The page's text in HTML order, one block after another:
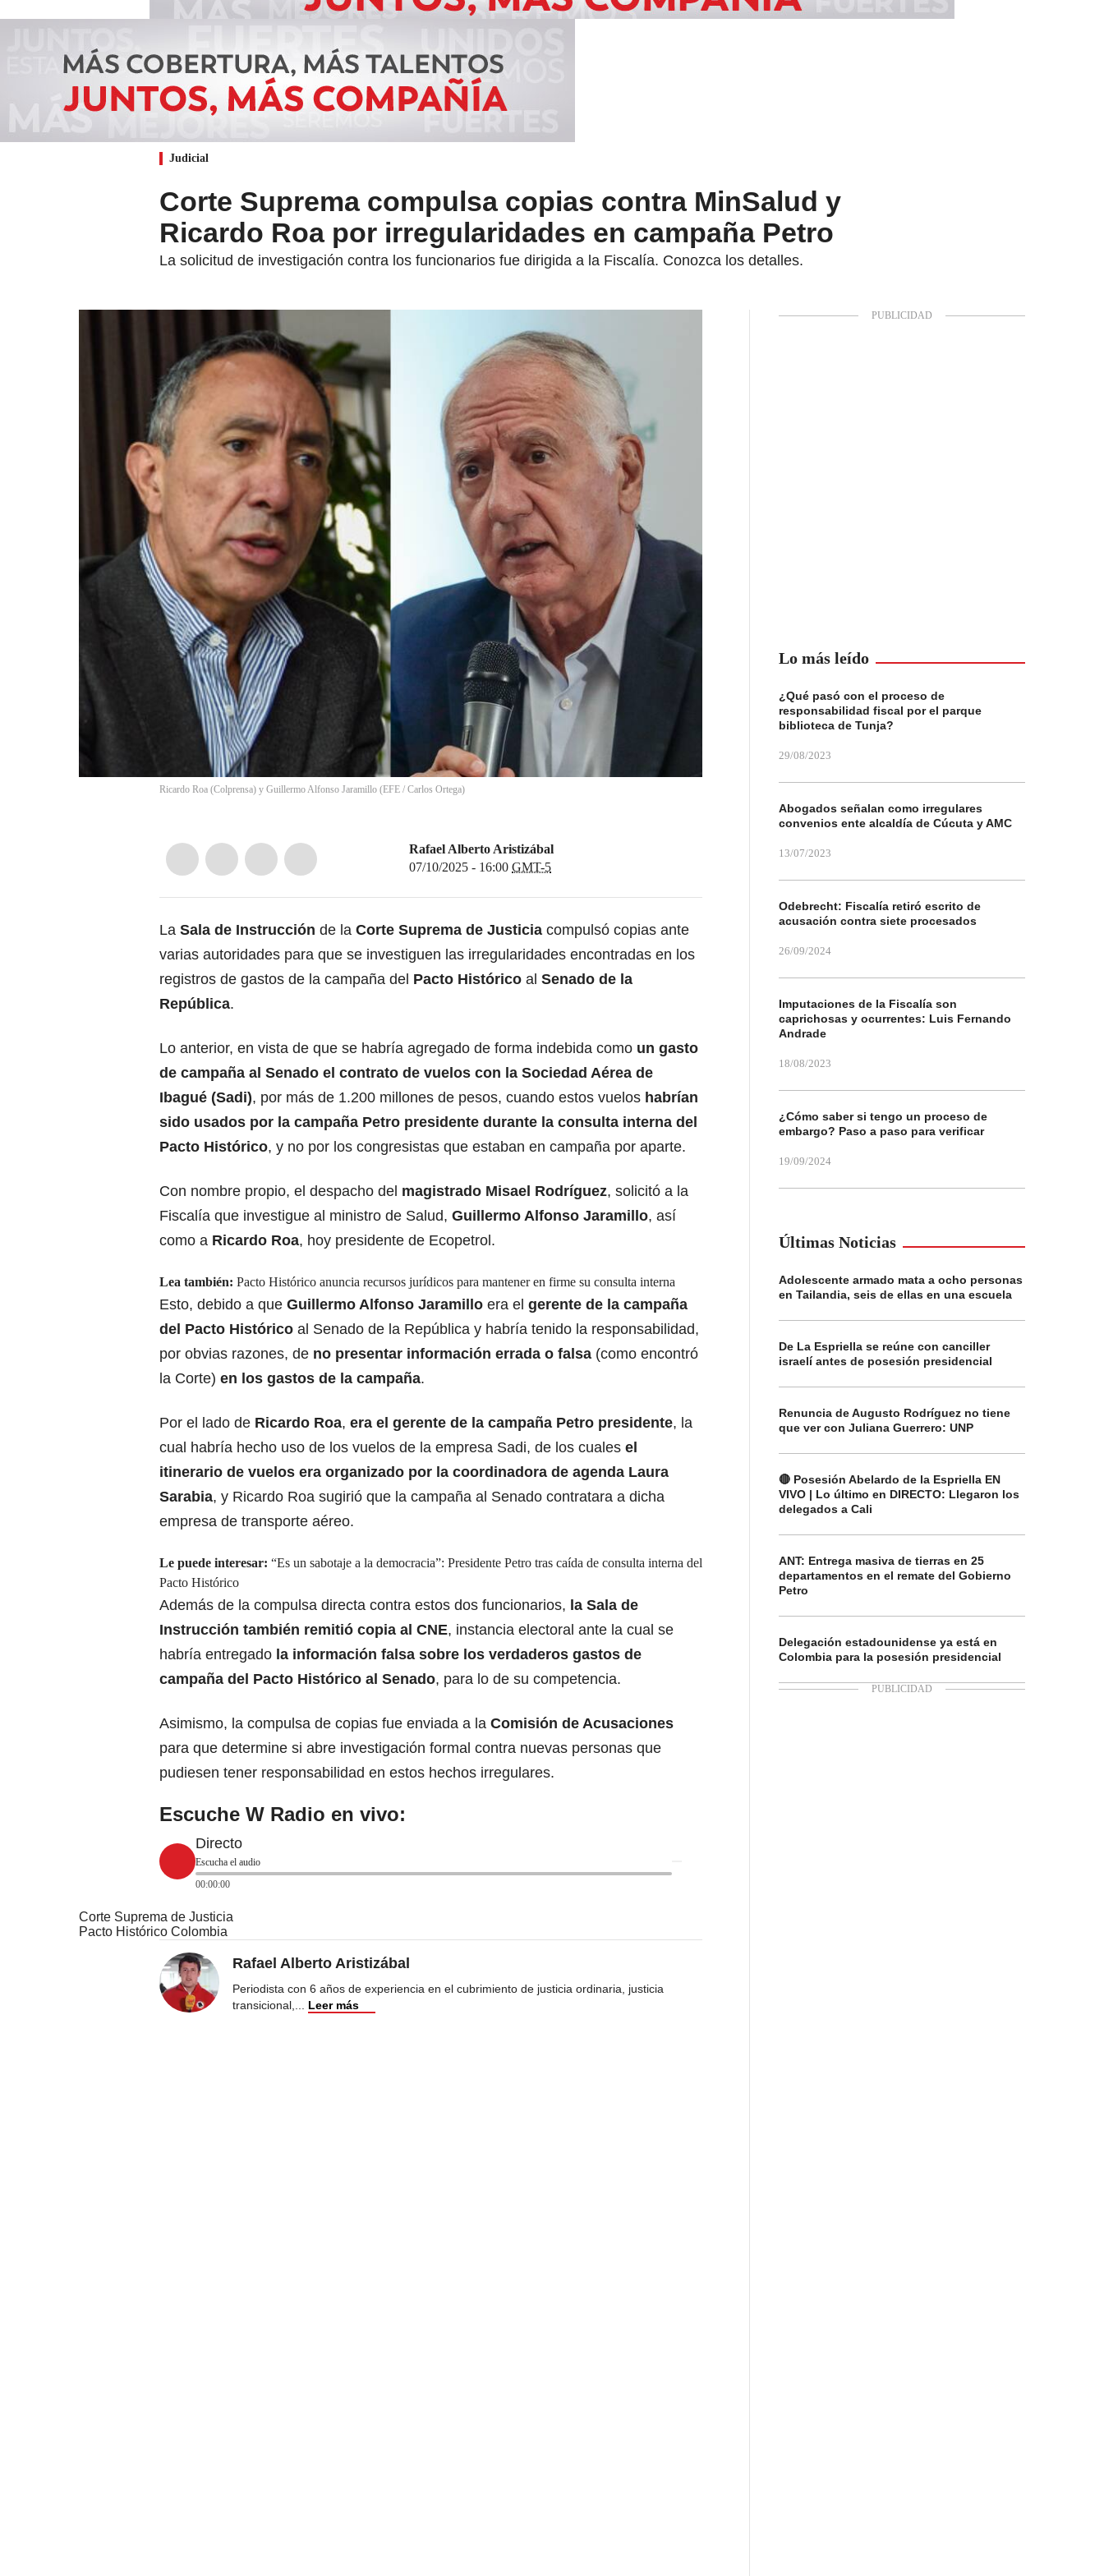
Judicial
Corte Suprema compulsa copias contra MinSalud y
Ricardo Roa por irregularidades en campaña Petro
La solicitud de investigación contra los funcionarios fue dirigida a la Fiscalía. Conozca los detalles.
Ricardo Roa (Colprensa) y Guillermo Alfonso Jaramillo (EFE / Carlos Ortega)
Rafael Alberto Aristizábal
07/10/2025 - 16:00 GMT-5
La Sala de Instrucción de la Corte Suprema de Justicia compulsó copias ante
varias autoridades para que se investiguen las irregularidades encontradas en los
registros de gastos de la campaña del Pacto Histórico al Senado de la
República.
Lo anterior, en vista de que se habría agregado de forma indebida como un gasto
de campaña al Senado el contrato de vuelos con la Sociedad Aérea de
Ibagué (Sadi), por más de 1.200 millones de pesos, cuando estos vuelos habrían
sido usados por la campaña Petro presidente durante la consulta interna del
Pacto Histórico, y no por los congresistas que estaban en campaña por aparte.
Con nombre propio, el despacho del magistrado Misael Rodríguez, solicitó a la
Fiscalía que investigue al ministro de Salud, Guillermo Alfonso Jaramillo, así
como a Ricardo Roa, hoy presidente de Ecopetrol.
Lea también: Pacto Histórico anuncia recursos jurídicos para mantener en firme su consulta interna
Esto, debido a que Guillermo Alfonso Jaramillo era el gerente de la campaña
del Pacto Histórico al Senado de la República y habría tenido la responsabilidad,
por obvias razones, de no presentar información errada o falsa (como encontró
la Corte) en los gastos de la campaña.
Por el lado de Ricardo Roa, era el gerente de la campaña Petro presidente, la
cual habría hecho uso de los vuelos de la empresa Sadi, de los cuales el
itinerario de vuelos era organizado por la coordinadora de agenda Laura
Sarabia, y Ricardo Roa sugirió que la campaña al Senado contratara a dicha
empresa de transporte aéreo.
Le puede interesar: “Es un sabotaje a la democracia”: Presidente Petro tras caída de consulta interna del
Pacto Histórico
Además de la compulsa directa contra estos dos funcionarios, la Sala de
Instrucción también remitió copia al CNE, instancia electoral ante la cual se
habría entregado la información falsa sobre los verdaderos gastos de
campaña del Pacto Histórico al Senado, para lo de su competencia.
Asimismo, la compulsa de copias fue enviada a la Comisión de Acusaciones
para que determine si abre investigación formal contra nuevas personas que
pudiesen tener responsabilidad en estos hechos irregulares.
Escuche W Radio en vivo:
Directo
Escucha el audio
00:00:00
Corte Suprema de Justicia
Pacto Histórico Colombia
Rafael Alberto Aristizábal
Periodista con 6 años de experiencia en el cubrimiento de justicia ordinaria, justicia
transicional,... Leer más
Lo más leído
¿Qué pasó con el proceso de
responsabilidad fiscal por el parque
biblioteca de Tunja?
29/08/2023
Abogados señalan como irregulares
convenios ente alcaldía de Cúcuta y AMC
13/07/2023
Odebrecht: Fiscalía retiró escrito de
acusación contra siete procesados
26/09/2024
Imputaciones de la Fiscalía son
caprichosas y ocurrentes: Luis Fernando
Andrade
18/08/2023
¿Cómo saber si tengo un proceso de
embargo? Paso a paso para verificar
19/09/2024
Últimas Noticias
Adolescente armado mata a ocho personas
en Tailandia, seis de ellas en una escuela
De La Espriella se reúne con canciller
israelí antes de posesión presidencial
Renuncia de Augusto Rodríguez no tiene
que ver con Juliana Guerrero: UNP
🔴 Posesión Abelardo de la Espriella EN
VIVO | Lo último en DIRECTO: Llegaron los
delegados a Cali
ANT: Entrega masiva de tierras en 25
departamentos en el remate del Gobierno
Petro
Delegación estadounidense ya está en
Colombia para la posesión presidencial